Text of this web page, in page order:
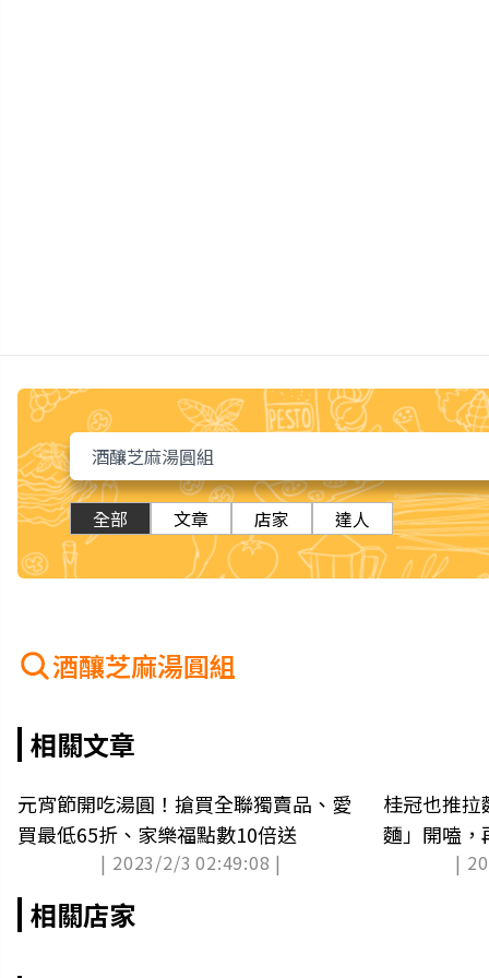
全部 文章 店家 達人
酒釀芝麻湯圓組
相關文章
元宵節開吃湯圓！搶買全聯獨賣品、愛
買最低65折、家樂福點數10倍送
| 2023/2/3 02:49:08 |
桂冠也推
麵」開嗑，
|
相關店家